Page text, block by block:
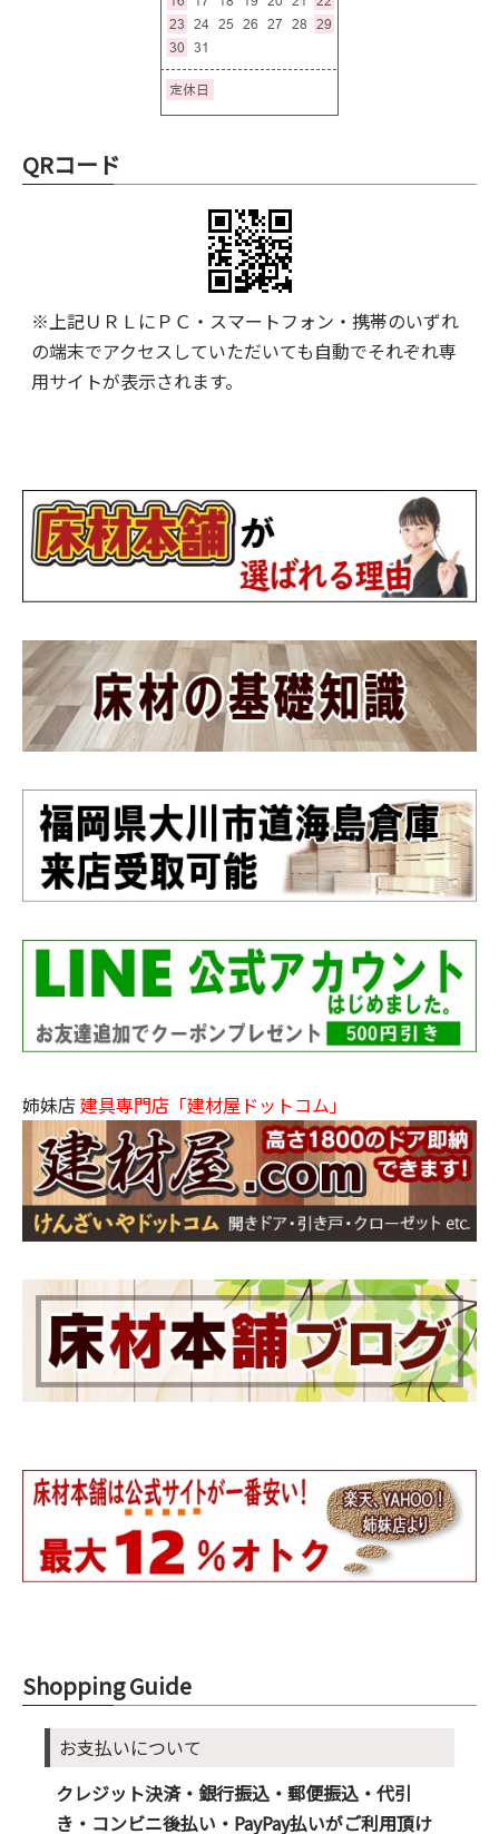
QRコード
※上記ＵＲＬにＰＣ・スマートフォン・携帯のいずれ
の端末でアクセスしていただいても自動でそれぞれ専
用サイトが表示されます。
姉妹店 建具専門店「建材屋ドットコム」
Shopping Guide
お支払いについて
クレジット決済・銀行振込・郵便振込・代引
き・コンビニ後払い・PayPay払いがご利用頂け